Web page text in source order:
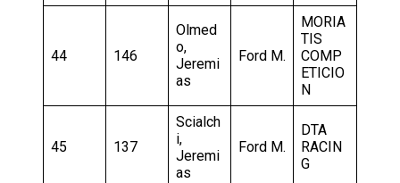
44 146
Olmed
o,
Jeremi
as
Ford M.
MORIA
TIS
COMP
ETICIO
N
45 137
Scialch
i,
Jeremi
as
Ford M.
DTA
RACIN
G